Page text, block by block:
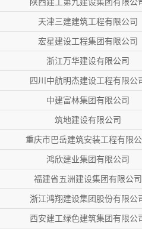
天津三建建筑工程有限公司
宏星建设工程集团有限公司
浙江万华建设有限公司
四川中航明杰建设工程有限公
中建富林集团有限公司
筑地建设有限公司
重庆市巴岳建筑安装工程有限
鸿欣建业集团有限公司
福建省五洲建设集团有限公司
浙江鸿翔建设集团股份有限公
西安建工绿色建筑集团有限公